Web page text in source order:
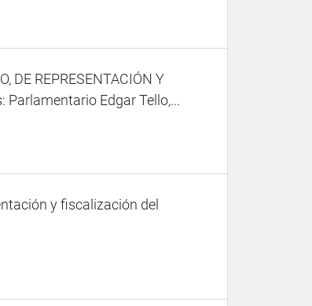
DE REPRESENTACIÓN Y
Parlamentario Edgar Tello,...
y fiscalización del